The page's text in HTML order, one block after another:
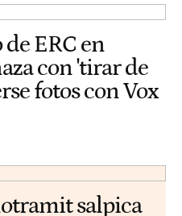
ERC en
con 'tirar de
fotos con Vox
salpica